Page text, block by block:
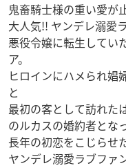
鬼畜騎士様の重い愛
大人気!! ヤンデレ溺愛
悪役令嬢に転生してい
ア。
ヒロインにハメられ娼
と
最初の客として訪れた
のルカスの婚約者と
長年の初恋をこじら
ヤンデレ溺愛ラブファ